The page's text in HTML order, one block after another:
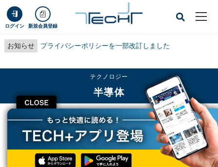
ログイン 新規会員登録
お知らせ プライバシーポリシーを一部改訂しました
CLOSE
テクノロジー
半導体
TECH+ テクノロジー
半導体
NIMS、高温超伝導体実現のカギとして「モット転移」近傍の謎を統一的に解明
NIMS、高温超伝導体実現のカギとして「モッ